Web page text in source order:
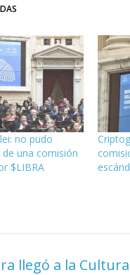
no pudo
una comisión
$LIBRA
llegó a la Cultura